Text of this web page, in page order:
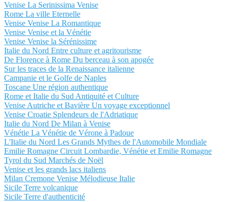
Venise La Serinissima Venise
Rome La ville Eternelle
Venise Venise La Romantique
Venise Venise et la Vénétie
Venise Venise la Sérénissime
Italie du Nord Entre culture et agritourisme
De Florence à Rome Du berceau à son apogée
Sur les traces de la Renaissance italienne
Campanie et le Golfe de Naples
Toscane Une région authentique
Rome et Italie du Sud Antiquité et Culture
Venise Autriche et Bavière Un voyage exceptionnel
Venise Croatie Splendeurs de l'Adriatique
Italie du Nord De Milan à Venise
Vénétie La Vénétie de Vérone à Padoue
L'Italie du Nord Les Grands Mythes de l'Automobile Mondiale
Emilie Romagne Circuit Lombardie, Vénétie et Emilie Romagne
Tyrol du Sud Marchés de Noël
Venise et les grands lacs italiens
Milan Cremone Venise Mélodieuse Italie
Sicile Terre volcanique
Sicile Terre d'authenticité